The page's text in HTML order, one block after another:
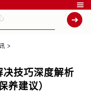

>
技巧深度解析
养建议）